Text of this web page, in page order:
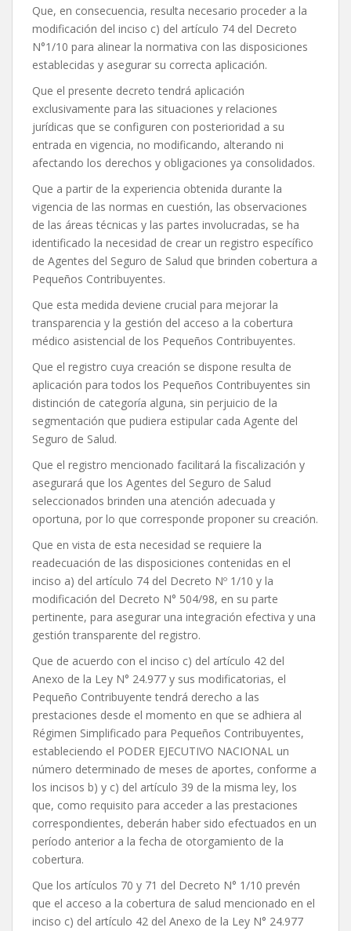
Que, en consecuencia, resulta necesario proceder a la
modificación del inciso c) del artículo 74 del Decreto
N°1/10 para alinear la normativa con las disposiciones
establecidas y asegurar su correcta aplicación.
Que el presente decreto tendrá aplicación
exclusivamente para las situaciones y relaciones
jurídicas que se configuren con posterioridad a su
entrada en vigencia, no modificando, alterando ni
afectando los derechos y obligaciones ya consolidados.
Que a partir de la experiencia obtenida durante la
vigencia de las normas en cuestión, las observaciones
de las áreas técnicas y las partes involucradas, se ha
identificado la necesidad de crear un registro específico
de Agentes del Seguro de Salud que brinden cobertura a
Pequeños Contribuyentes.
Que esta medida deviene crucial para mejorar la
transparencia y la gestión del acceso a la cobertura
médico asistencial de los Pequeños Contribuyentes.
Que el registro cuya creación se dispone resulta de
aplicación para todos los Pequeños Contribuyentes sin
distinción de categoría alguna, sin perjuicio de la
segmentación que pudiera estipular cada Agente del
Seguro de Salud.
Que el registro mencionado facilitará la fiscalización y
asegurará que los Agentes del Seguro de Salud
seleccionados brinden una atención adecuada y
oportuna, por lo que corresponde proponer su creación.
Que en vista de esta necesidad se requiere la
readecuación de las disposiciones contenidas en el
inciso a) del artículo 74 del Decreto Nº 1/10 y la
modificación del Decreto N° 504/98, en su parte
pertinente, para asegurar una integración efectiva y una
gestión transparente del registro.
Que de acuerdo con el inciso c) del artículo 42 del
Anexo de la Ley N° 24.977 y sus modificatorias, el
Pequeño Contribuyente tendrá derecho a las
prestaciones desde el momento en que se adhiera al
Régimen Simplificado para Pequeños Contribuyentes,
estableciendo el PODER EJECUTIVO NACIONAL un
número determinado de meses de aportes, conforme a
los incisos b) y c) del artículo 39 de la misma ley, los
que, como requisito para acceder a las prestaciones
correspondientes, deberán haber sido efectuados en un
período anterior a la fecha de otorgamiento de la
cobertura.
Que los artículos 70 y 71 del Decreto N° 1/10 prevén
que el acceso a la cobertura de salud mencionado en el
inciso c) del artículo 42 del Anexo de la Ley N° 24.977